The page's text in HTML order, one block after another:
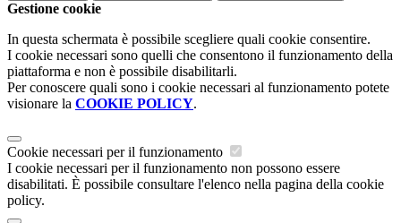
Gestione cookie
In questa schermata è possibile scegliere quali cookie consentire.
I cookie necessari sono quelli che consentono il funzionamento della
piattaforma e non è possibile disabilitarli.
Per conoscere quali sono i cookie necessari al funzionamento potete
visionare la COOKIE POLICY.
Cookie necessari per il funzionamento
I cookie necessari per il funzionamento non possono essere
disabilitati. È possibile consultare l'elenco nella pagina della cookie
policy.